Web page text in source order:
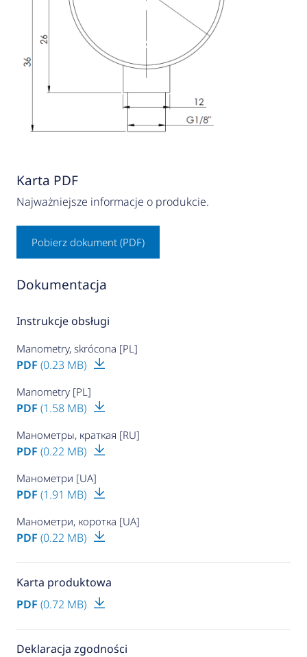
Karta PDF
Najważniejsze informacje o produkcie.
Pobierz dokument (PDF)
Dokumentacja
Instrukcje obsługi
Manometry, skrócona [PL]
PDF (0.23 MB)
Manometry [PL]
PDF (1.58 MB)
Манометры, краткая [RU]
PDF (0.22 MB)
Манометри [UA]
PDF (1.91 MB)
Манометри, коротка [UA]
PDF (0.22 MB)
Karta produktowa
PDF (0.72 MB)
Deklaracja zgodności